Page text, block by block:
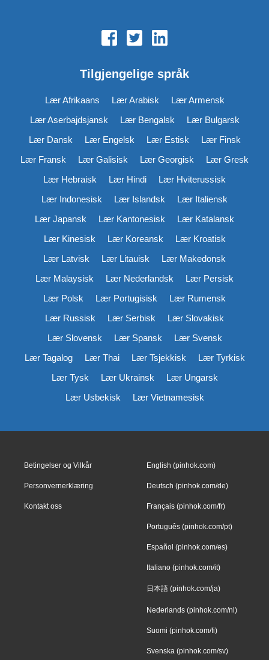
Tilgjengelige språk
Lær Afrikaans Lær Arabisk
Lær Armensk
Lær Aserbajdsjansk
Lær Bengalsk
Lær Bulgarsk
Lær Dansk
Lær Engelsk Lær Estisk
Lær Finsk
Lær Fransk
Lær Galisisk Lær Georgisk
Lær Gresk
Lær Hebraisk
Lær Hindi
Lær Hviterussisk
Lær Indonesisk
Lær Islandsk
Lær Italiensk
Lær Japansk
Lær Kantonesisk
Lær Katalansk
Lær Kinesisk
Lær Koreansk
Lær Kroatisk
Lær Latvisk
Lær Litauisk
Lær Makedonsk
Lær Malaysisk
Lær Nederlandsk
Lær Persisk
Lær Polsk
Lær Portugisisk
Lær Rumensk
Lær Russisk
Lær Serbisk
Lær Slovakisk
Lær Slovensk
Lær Spansk
Lær Svensk
Lær Tagalog
Lær Thai Lær Tsjekkisk
Lær Tyrkisk
Lær Tysk
Lær Ukrainsk
Lær Ungarsk
Lær Usbekisk
Lær Vietnamesisk
Betingelser og Vilkår
Personvernerklæring
Kontakt oss
English (pinhok.com)
Deutsch (pinhok.com/de)
Français (pinhok.com/fr)
Português (pinhok.com/pt)
Español (pinhok.com/es)
Italiano (pinhok.com/it)
日本語 (pinhok.com/ja)
Nederlands (pinhok.com/nl)
Suomi (pinhok.com/fi)
Svenska (pinhok.com/sv)